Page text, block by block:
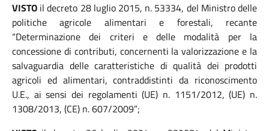
VISTO il decreto 28 luglio 2015, n. 53334, del Ministro delle
politiche agricole alimentari e forestali, recante
“Determinazione dei criteri e delle modalità per la
concessione di contributi, concernenti la valorizzazione e la
salvaguardia delle caratteristiche di qualità dei prodotti
agricoli ed alimentari, contraddistinti da riconoscimento
U.E., ai sensi dei regolamenti (UE) n. 1151/2012, (UE) n.
1308/2013, (CE) n. 607/2009”;